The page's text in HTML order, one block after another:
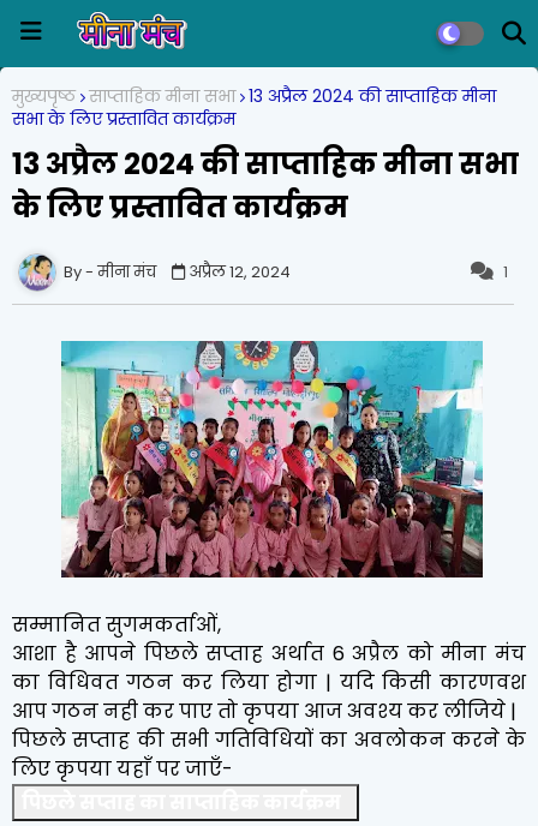
मुख्यपृष्ठ साप्ताहिक मीना सभा 13 अप्रैल 2024 की साप्ताहिक मीना
सभा के लिए प्रस्तावित कार्यक्रम
13 अप्रैल 2024 की साप्ताहिक मीना सभा
के लिए प्रस्तावित कार्यक्रम
1
मीना मंच अप्रैल 12, 2024
सम्मानित सुगमकर्ताओं,
आशा है आपने पिछले सप्ताह अर्थात 6 अप्रैल को मीना मंच
का विधिवत गठन कर लिया होगा | यदि किसी कारणवश
आप गठन नही कर पाए तो कृपया आज अवश्य कर लीजिये |
पिछले सप्ताह की सभी गतिविधियों का अवलोकन करने के
लिए कृपया यहाँ पर जाएँ-